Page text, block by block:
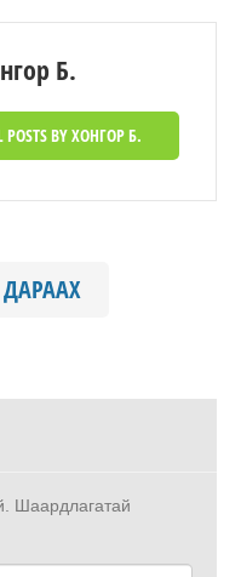
Б.
POSTS BY ХОНГОР Б.
ДАРААХ
Шаардлагатай